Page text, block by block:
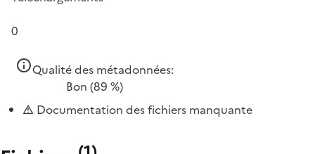
0
Qualité des métadonnées:
Bon (89 %)
Documentation des fichiers manquante